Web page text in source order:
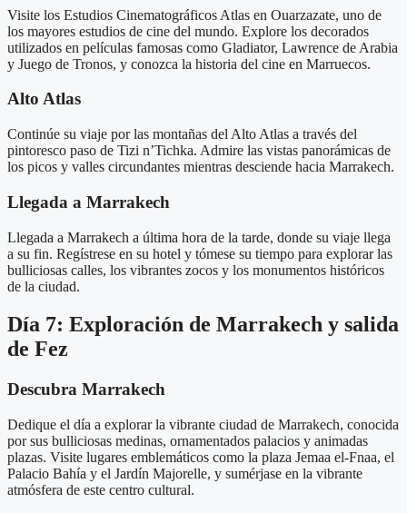
Visite los Estudios Cinematográficos Atlas en Ouarzazate, uno de
los mayores estudios de cine del mundo. Explore los decorados
utilizados en películas famosas como Gladiator, Lawrence de Arabia
y Juego de Tronos, y conozca la historia del cine en Marruecos.
Alto Atlas
Continúe su viaje por las montañas del Alto Atlas a través del
pintoresco paso de Tizi n’Tichka. Admire las vistas panorámicas de
los picos y valles circundantes mientras desciende hacia Marrakech.
Llegada a Marrakech
Llegada a Marrakech a última hora de la tarde, donde su viaje llega
a su fin. Regístrese en su hotel y tómese su tiempo para explorar las
bulliciosas calles, los vibrantes zocos y los monumentos históricos
de la ciudad.
Día 7: Exploración de Marrakech y salida
de Fez
Descubra Marrakech
Dedique el día a explorar la vibrante ciudad de Marrakech, conocida
por sus bulliciosas medinas, ornamentados palacios y animadas
plazas. Visite lugares emblemáticos como la plaza Jemaa el-Fnaa, el
Palacio Bahía y el Jardín Majorelle, y sumérjase en la vibrante
atmósfera de este centro cultural.